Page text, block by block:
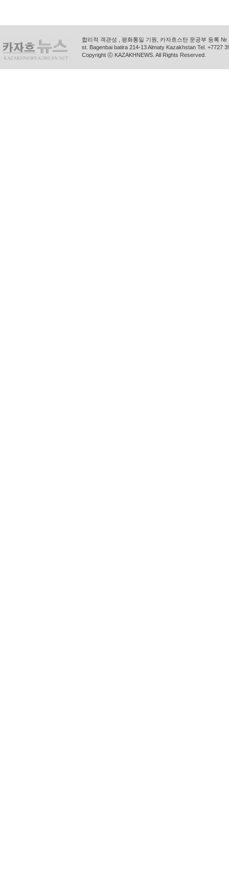
합리적 객관성 , 평화통일 기원, 카자흐스탄 문공부 등록
st. Bagenbai batira 214-13 Almaty Kazakhstan Tel. +7727
Copyright ⓒ KAZAKHNEWS. All Rights Reserved.